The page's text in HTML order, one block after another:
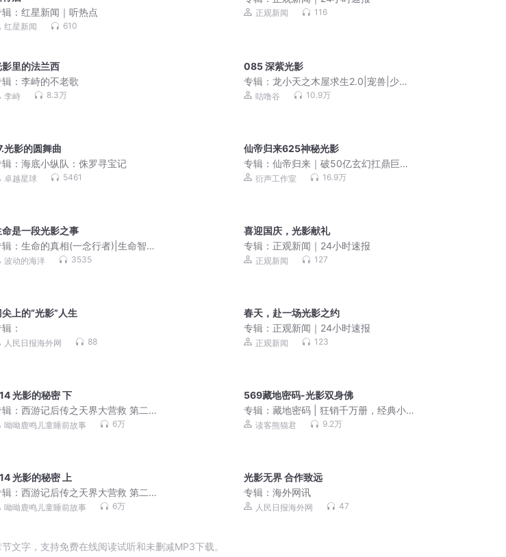
辑：红星新闻｜听热点
红星新闻 610
正观新闻 116
影里的法兰西
辑：李峙的不老歌
李峙 8.3万
085 深紫光影
专辑：龙小天之木屋求生2.0|宠兽|少年
成长|咕噜谷
咕噜谷 10.9万
光影的圆舞曲
辑：海底小纵队：侏罗寻宝记
卓越星球 5461
仙帝归来625神秘光影
专辑：仙帝归来｜破50亿玄幻扛鼎巨作
｜爆款爽文｜强者回归
衍声工作室 16.9万
命是一段光影之事
辑：生命的真相(一念行者)|生命智慧|
在人生
波动的海洋 3535
喜迎国庆，光影献礼
专辑： 正观新闻｜24小时速报
正观新闻 127
尖上的“光影”人生
：
人民日报海外网 88
春天，赴一场光影之约
专辑： 正观新闻｜24小时速报
正观新闻 123
光影的秘密 下
辑：西游记后传之天界大营救 第二季
童睡前故事
呦呦鹿鸣儿童睡前故事 6万
569藏地密码-光影双身佛
专辑：藏地密码 | 狂销千万册，经典小
说有声剧
读客熊猫君 9.2万
光影的秘密 上
辑：西游记后传之天界大营救 第二季
童睡前故事
呦呦鹿鸣儿童睡前故事 6万
光影无界 合作致远
专辑：海外网讯
人民日报海外网 47
文字，支持免费在线阅读试听和未删减MP3下载。